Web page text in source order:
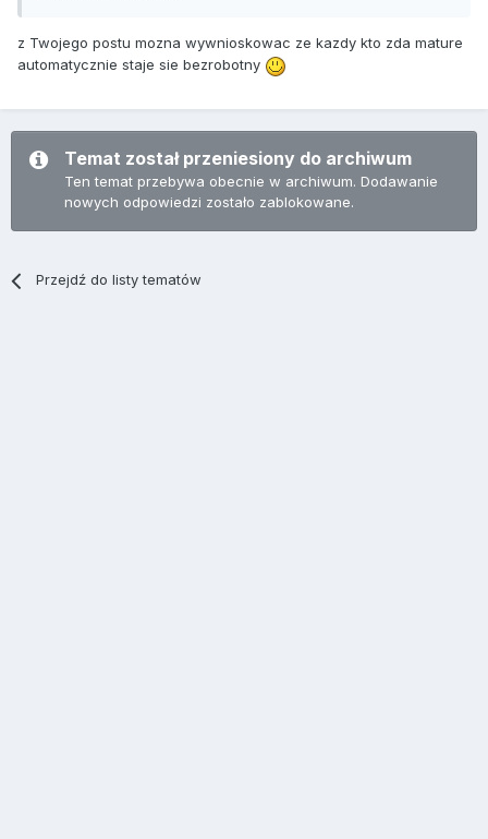
z Twojego postu mozna wywnioskowac ze kazdy kto zda mature
automatycznie staje sie bezrobotny
Temat został przeniesiony do archiwum
Ten temat przebywa obecnie w archiwum. Dodawanie
nowych odpowiedzi zostało zablokowane.
Przejdź do listy tematów